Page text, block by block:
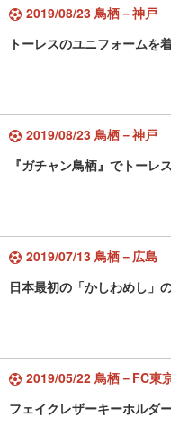
2019/08/23 鳥栖－神戸
トーレスのユニフォームを
2019/08/23 鳥栖－神戸
『ガチャン鳥栖』でトーレ
2019/07/13 鳥栖－広島
日本最初の「かしわめし」
2019/05/22 鳥栖－FC東
フェイクレザーキーホルダ